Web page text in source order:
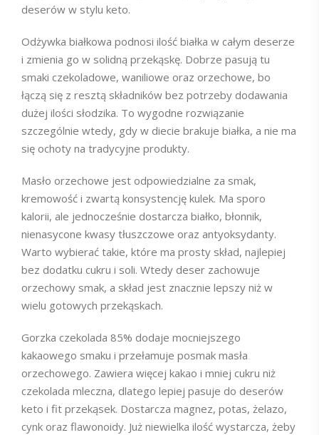
deserów w stylu keto.
Odżywka białkowa podnosi ilość białka w całym deserze
i zmienia go w solidną przekąskę. Dobrze pasują tu
smaki czekoladowe, waniliowe oraz orzechowe, bo
łączą się z resztą składników bez potrzeby dodawania
dużej ilości słodzika. To wygodne rozwiązanie
szczególnie wtedy, gdy w diecie brakuje białka, a nie ma
się ochoty na tradycyjne produkty.
Masło orzechowe jest odpowiedzialne za smak,
kremowość i zwartą konsystencję kulek. Ma sporo
kalorii, ale jednocześnie dostarcza białko, błonnik,
nienasycone kwasy tłuszczowe oraz antyoksydanty.
Warto wybierać takie, które ma prosty skład, najlepiej
bez dodatku cukru i soli. Wtedy deser zachowuje
orzechowy smak, a skład jest znacznie lepszy niż w
wielu gotowych przekąskach.
Gorzka czekolada 85% dodaje mocniejszego
kakaowego smaku i przełamuje posmak masła
orzechowego. Zawiera więcej kakao i mniej cukru niż
czekolada mleczna, dlatego lepiej pasuje do deserów
keto i fit przekąsek. Dostarcza magnez, potas, żelazo,
cynk oraz flawonoidy. Już niewielka ilość wystarcza, żeby